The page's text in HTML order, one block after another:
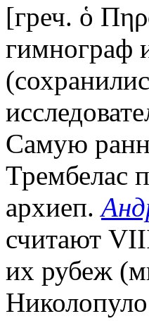
[греч. ὁ
гимнограф
Самую
Трембелас
архиеп.
считают
их рубеж